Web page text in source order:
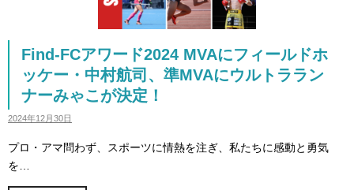
Find-FCアワード2024 MVAにフィールドホ
ッケー・中村航司、準MVAにウルトララン
ナーみゃこが決定！
2024年12月30日
プロ・アマ問わず、スポーツに情熱を注ぎ、私たちに感動と勇気
を…